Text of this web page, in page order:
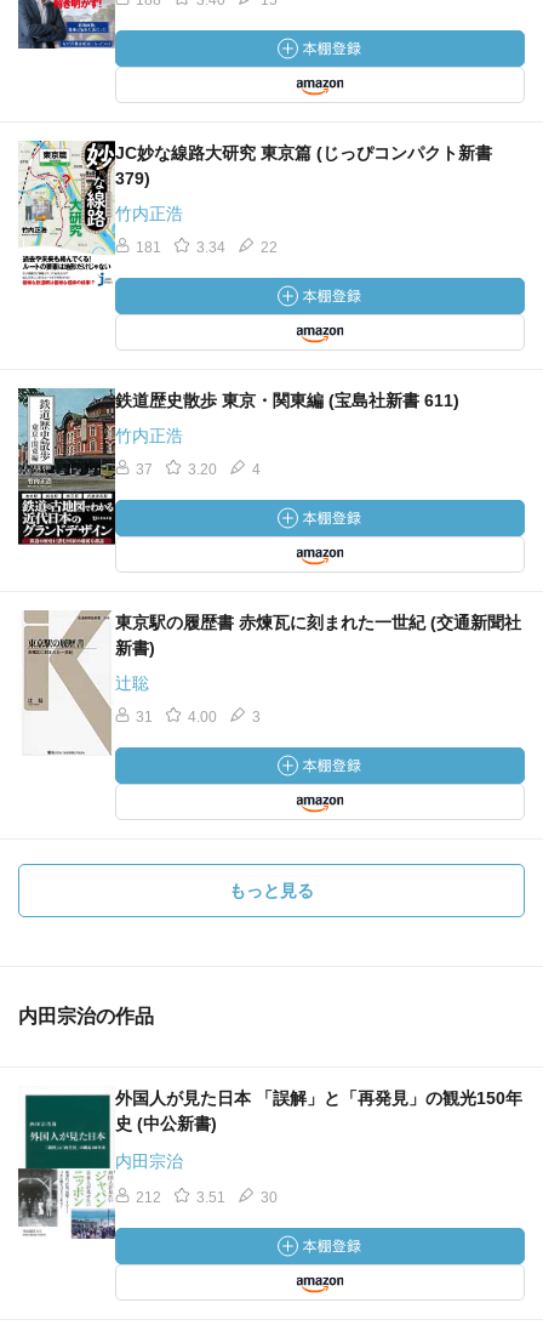
JC妙な線路大研究 東京篇 (じっぴコンパクト新書
379)
竹内正浩
181 3.34 22
鉄道歴史散歩 東京・関東編 (宝島社新書 611)
竹内正浩
37 3.20 4
東京駅の履歴書 赤煉瓦に刻まれた一世紀 (交通新聞社
新書)
辻聡
31 4.00 3
もっと見る
内田宗治の作品
外国人が見た日本 「誤解」と「再発見」の観光150年
史 (中公新書)
内田宗治
212 3.51 30